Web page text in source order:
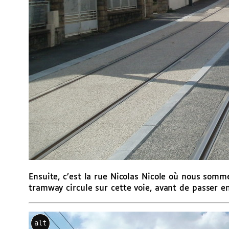
Ensuite, c’est la rue Nicolas Nicole où nous
tramway circule sur cette voie, avant de passer
alt